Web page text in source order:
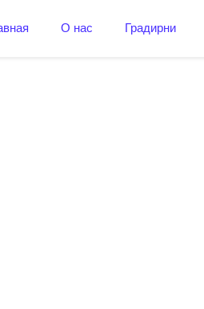
О нас Градирни